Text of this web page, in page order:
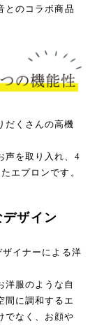
とのコラボ商品
だくさんの高機
声を取り入れ、4
エプロンです。
ザイン
イナーによる洋
洋服のような自
間に調和するエ
でなく、お顔や